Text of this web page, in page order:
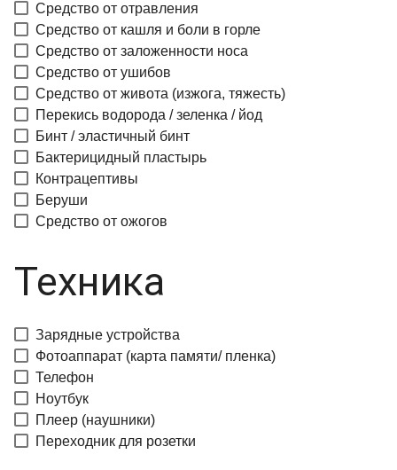
Средство от отравления
Средство от кашля и боли в горле
Средство от заложенности носа
Средство от ушибов
Средство от живота (изжога, тяжесть)
Перекись водорода / зеленка / йод
Бинт / эластичный бинт
Бактерицидный пластырь
Контрацептивы
Беруши
Средство от ожогов
Техника
Зарядные устройства
Фотоаппарат (карта памяти/ пленка)
Телефон
Ноутбук
Плеер (наушники)
Переходник для розетки